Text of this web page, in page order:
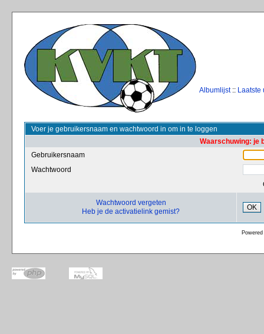
Albumlijst:: Laatste
Voer je gebruikersnaam en wachtwoord in om in te loggen
Waarschuwing: je
Gebruikersnaam
Wachtwoord
Wachtwoord vergeten
Heb je de activatielink gemist?
OK